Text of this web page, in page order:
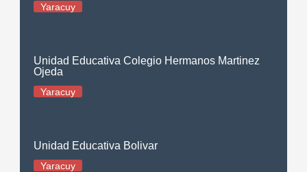
Yaracuy
Unidad Educativa Colegio Hermanos Martinez
Ojeda
Yaracuy
Unidad Educativa Bolivar
Yaracuy